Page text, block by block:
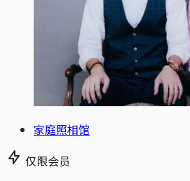
家庭照相馆
仅限会员